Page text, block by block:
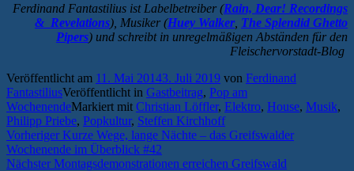
Ferdinand Fantastilius ist Labelbetreiber (Rain, Dear! Recordings
& Revelations), Musiker (Huey Walker, The Splendid Ghetto
Pipers) und schreibt in unregelmäßigen Abständen für den
Fleischervorstadt-Blog
Veröffentlicht am 11. Mai 20143. Juli 2019 von Ferdinand
FantastiliusVeröffentlicht in Gastbeitrag, Pop am
WochenendeMarkiert mit Christian Löffler, Elektro, House, Musik,
Philipp Priebe, Popkultur, Steffen Kirchhoff
Beitragsnavigation
Vorheriger Vorheriger
Beitrag:
Kurze Wege, lange Nächte – das Greifswalder
Wochenende im Überblick #42
Nächster Nächster
Montagsdemonstrationen erreichen Greifswald